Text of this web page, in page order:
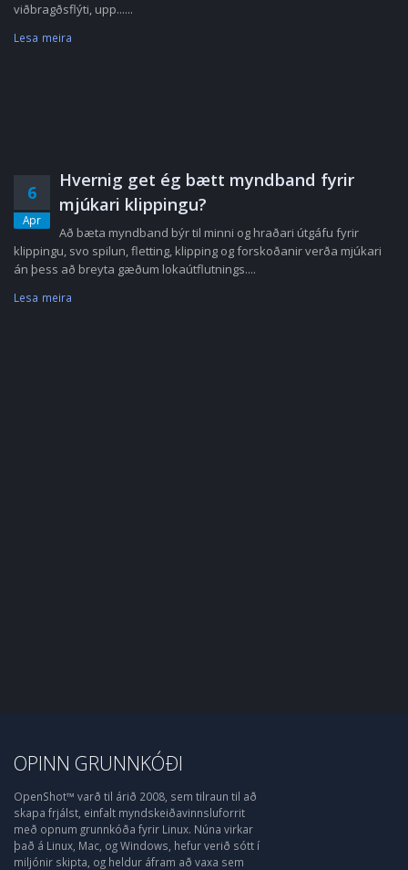
viðbragðsflýti, upp......
Lesa meira
6
Apr
Hvernig get ég bætt myndband fyrir
mjúkari klippingu?
Að bæta myndband býr til minni og hraðari útgáfu fyrir
klippingu, svo spilun, fletting, klipping og forskoðanir verða mjúkari
án þess að breyta gæðum lokaútflutnings....
Lesa meira
OPINN GRUNNKÓÐI
OpenShot™ varð til árið 2008, sem tilraun til að
skapa frjálst, einfalt myndskeiðavinnsluforrit
með opnum grunnkóða fyrir Linux. Núna virkar
það á Linux, Mac, og Windows, hefur verið sótt í
miljónir skipta, og heldur áfram að vaxa sem